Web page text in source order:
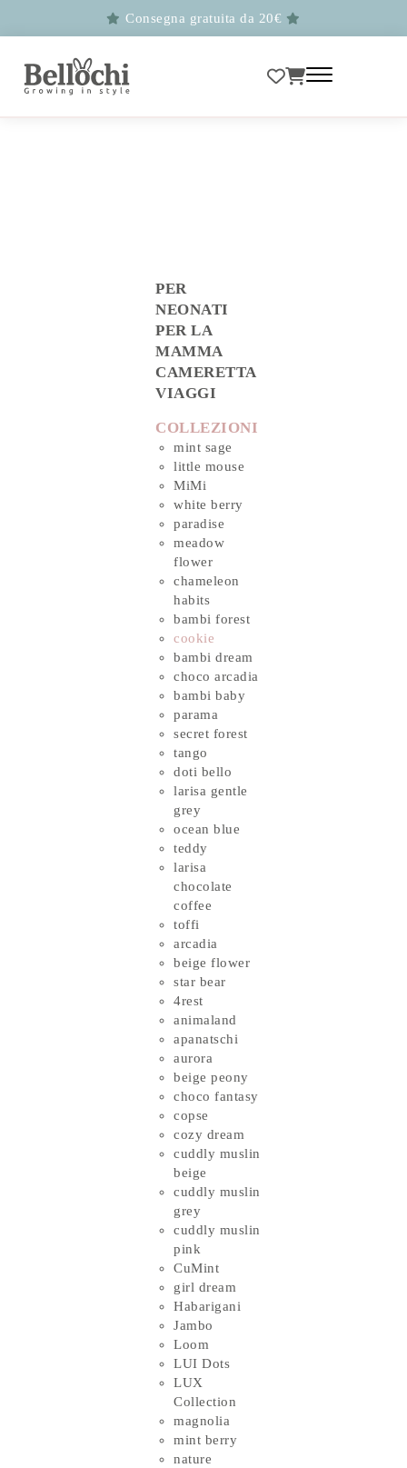
Consegna gratuita da 20€
PER
NEONATI
PER LA
MAMMA
CAMERETTA
VIAGGI
COLLEZIONI
mint sage
little mouse
MiMi
white berry
paradise
meadow
flower
chameleon
habits
bambi forest
cookie
bambi dream
choco arcadia
bambi baby
parama
secret forest
tango
doti bello
larisa gentle
grey
ocean blue
teddy
larisa
chocolate
coffee
toffi
arcadia
beige flower
star bear
4rest
animaland
apanatschi
aurora
beige peony
choco fantasy
copse
cozy dream
cuddly muslin
beige
cuddly muslin
grey
cuddly muslin
pink
CuMint
girl dream
Habarigani
Jambo
Loom
LUI Dots
LUX
Collection
magnolia
mint berry
nature